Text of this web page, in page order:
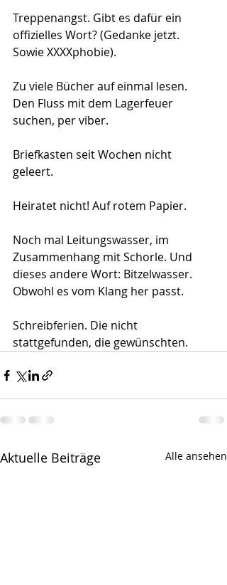
Treppenangst. Gibt es dafür ein
offizielles Wort? (Gedanke jetzt.
Sowie XXXXphobie).
Zu viele Bücher auf einmal lesen.
Den Fluss mit dem Lagerfeuer
suchen, per viber.
Briefkasten seit Wochen nicht
geleert.
Heiratet nicht! Auf rotem Papier.
Noch mal Leitungswasser, im
Zusammenhang mit Schorle. Und
dieses andere Wort: Bitzelwasser.
Obwohl es vom Klang her passt.
Schreibferien. Die nicht
stattgefunden, die gewünschten.
Aktuelle Beiträge Alle ansehen